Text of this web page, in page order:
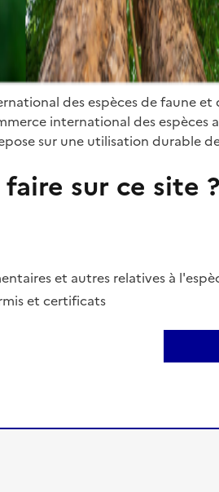
des espèces de faune
international des espèces
sur une utilisation durable
sur ce site ?
et autres relatives à
et certificats